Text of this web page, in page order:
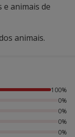
e animais de
animais.
100%
0%
0%
0%
0%